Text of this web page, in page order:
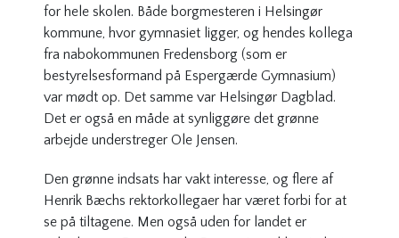
for hele skolen. Både borgmesteren i Helsingør
kommune, hvor gymnasiet ligger, og hendes kollega
fra nabokommunen Fredensborg (som er
bestyrelsesformand på Espergærde Gymnasium)
var mødt op. Det samme var Helsingør Dagblad.
Det er også en måde at synliggøre det grønne
arbejde understreger Ole Jensen.
Den grønne indsats har vakt interesse, og flere af
Henrik Bæchs rektorkollegaer har været forbi for at
se på tiltagene. Men også uden for landet er